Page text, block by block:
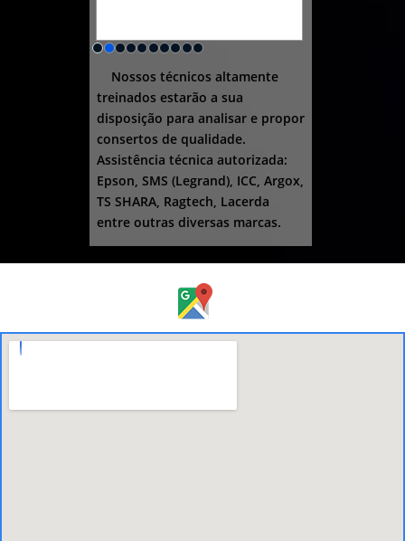
Nossos técnicos altamente
treinados estarão a sua
disposição para analisar e propor
consertos de qualidade.
Assistência técnica autorizada:
Epson, SMS (Legrand), ICC, Argox,
TS SHARA, Ragtech, Lacerda
entre outras diversas marcas.